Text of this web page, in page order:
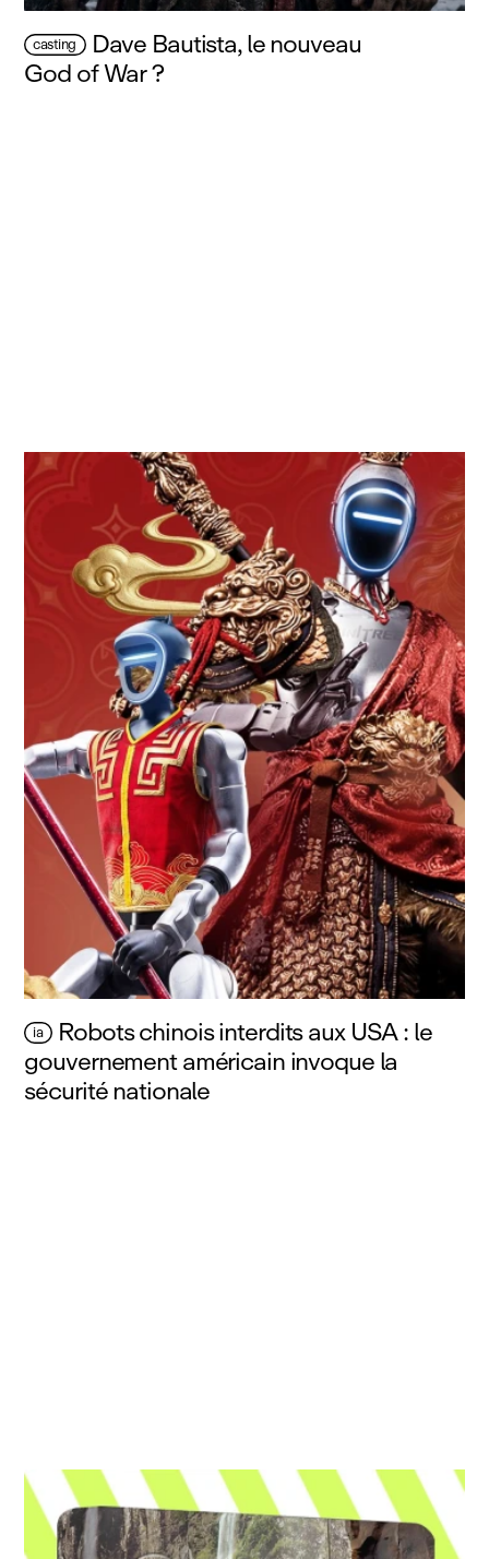
casting Dave Bautista, le nouveau
God of War ?
ia Robots chinois interdits aux USA : le
gouvernement américain invoque la
sécurité nationale